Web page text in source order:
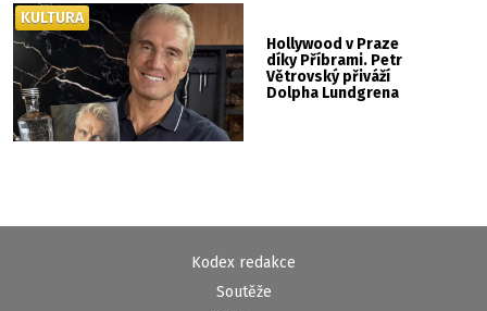
Hollywood v Praze
díky Příbrami. Petr
Větrovský přiváží
Dolpha Lundgrena
KULTURA
Kodex redakce
Soutěže